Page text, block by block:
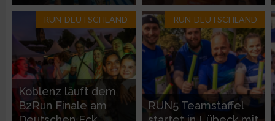
RUN-DEUTSCHLAND
Koblenz läuft dem
B2Run Finale am
RUN-DEUTSCHLAND
RUN5 Teamstaffel
Verwendung genauer Standortdaten
Geräte anhand von aktiv angeforderten Informationen
Nicht-IAB-Verarbeitungszwecke:
Notwendig